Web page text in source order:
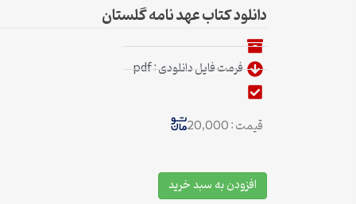
دانلود کتاب عهد نامه گلستان
فرمت فایل دانلودی : pdf
قیمت : 20,000
افزودن به سبد خرید